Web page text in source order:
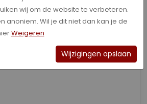
wij om de website te verbeteren.
anoniem. Wil je dit niet dan kan je de
Weigeren
Wijzigingen opslaan